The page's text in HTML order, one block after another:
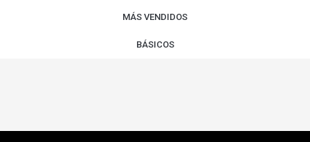
MÁS VENDIDOS
BÁSICOS